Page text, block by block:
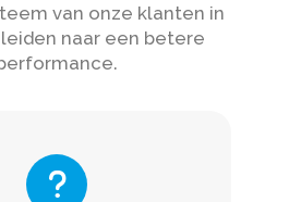
van onze klanten in
naar een betere